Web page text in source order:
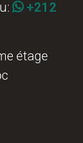
+212
étage